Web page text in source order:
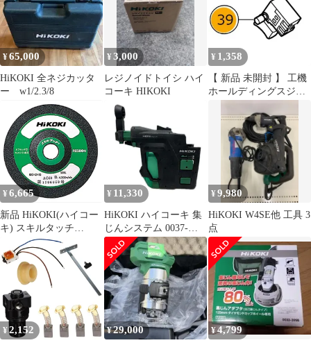
¥65,000
HiKOKI 全ネジカッタ
ー w1/2.3/8
¥3,000
レジノイドトイシ ハイ
コーキ HIKOKI
¥ 1,358
【 新品 未開封 】 工機
ホールディングスジャ
(ブレーキヨウ) 337724
未使用 送料無料
¥ 6,665
新品 HiKOKI(ハイコー
キ) スキルタッチ
100mm×2×15 AC60 20入
0093-9662
¥ 11,330
HiKOKI ハイコーキ 集
じんシステム 0037-
0104
¥9,980
HiKOKI W4SE他 工具 3
点
¥ 2,152 ¥29,000 ¥4,799